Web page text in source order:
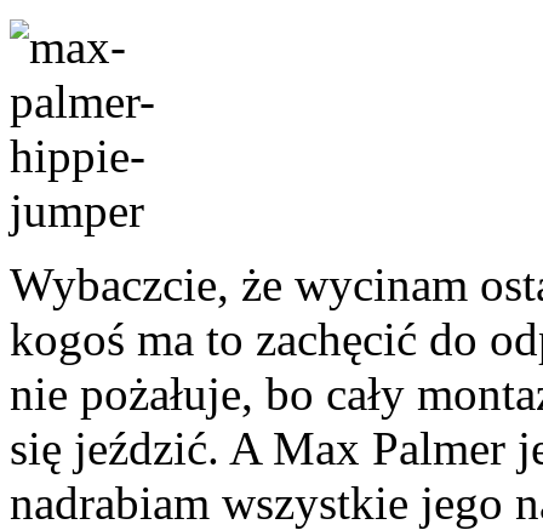
Wybaczcie, że wycinam
kogoś ma to zachęcić do
nie pożałuje, bo cały
się jeździć. A Max Palmer
nadrabiam wszystkie jego